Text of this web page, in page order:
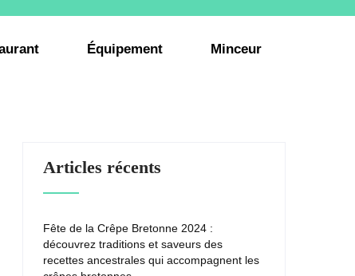
Équipement Minceur
Articles récents
Fête de la Crêpe Bretonne 2024 :
découvrez traditions et saveurs des
recettes ancestrales qui accompagnent les